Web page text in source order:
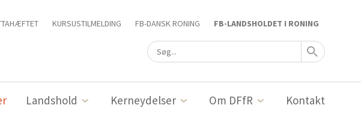
KURSUSTILMELDING FB-DANSK RONING FB-LANDSHOLDET I RONING
Landshold Kerneydelser Om DFfR Kontakt